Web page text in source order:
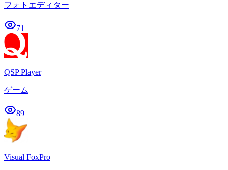
フォトエディター
71
QSP Player
ゲーム
89
Visual FoxPro